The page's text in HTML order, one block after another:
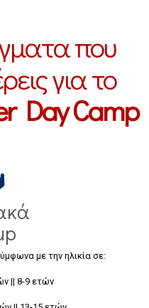
που
για το
Day Camp
με την ηλικία σε:
|| 8-9 ετών